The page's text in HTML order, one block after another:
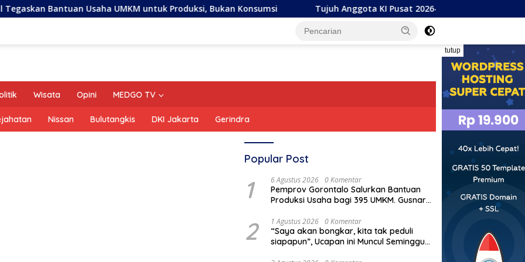
Usaha UMKM untuk Produksi, Bukan Konsumsi Tujuh Anggota KI Pusat 2026–2030 Resmi Dilantik, Rektor UNG
tutup
Wisata Opini MEDGO TV
Nissan Bulutangkis DKI Jakarta Gerindra
Popular Post
1 6 Agustus 2026 0 Komentar
Pemprov Gorontalo Salurkan Bantuan
Produksi Usaha bagi 395 UMKM. Gusnar
untuk Produksi, Bukan Konsumsi
2 1 Agustus 2026 0 Komentar
“Saya akan bongkar, kita tak peduli
siapapun”, Ucapan ini Muncul Seminggu